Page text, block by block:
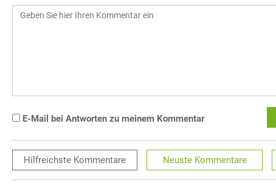
E-Mail bei Antworten zu meinem Kommentar
Hilfreichste Kommentare Neuste Kommentare